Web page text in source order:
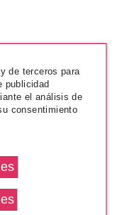
de terceros para
publicidad
el análisis de
consentimiento